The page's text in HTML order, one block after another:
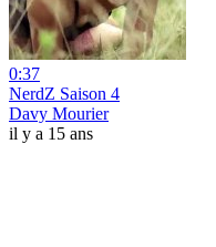
0:37
NerdZ Saison 4
Davy Mourier
il y a 15 ans